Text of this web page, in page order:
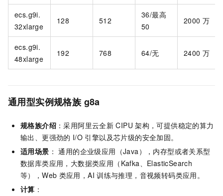
ecs.g9i.
32xlarge
128 512
36/最高
50
2000 万
ecs.g9i.
48xlarge
192 768 64/无 2400 万
通用型实例规格族 g8a
规格族介绍 ：采用阿里云全新 CIPU 架构，可提供稳定的算力
输出、更强劲的 I/O 引擎以及芯片级的安全加固。
适用场景 ： 通用的企业级应用（Java），内存型或者关系型
数据库类应用，大数据类应用（Kafka、ElasticSearch
等），Web 类应用，AI 训练与推理，音视频转码类应用。
计算 ：